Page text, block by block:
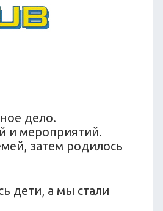
дело.
и мероприятий.
затем родилось
дети, а мы стали